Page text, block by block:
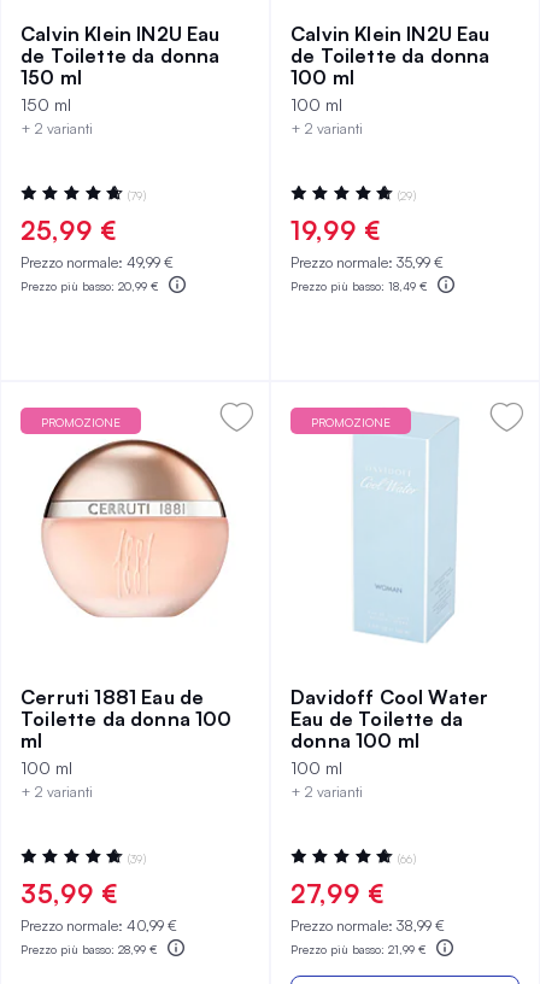
Calvin Klein IN2U Eau
de Toilette da donna
150 ml
150 ml
+ 2 varianti
Valutazione:
95%
(79)
25,99 €
Prezzo normale: 49,99 €
Prezzo più basso: 20,99 €
Calvin Klein IN2U Eau
de Toilette da donna
100 ml
100 ml
+ 2 varianti
Valutazione:
97%
(29)
19,99 €
Prezzo normale: 35,99 €
Prezzo più basso: 18,49 €
PROMOZIONE
Cerruti 1881 Eau de
Toilette da donna 100
ml
100 ml
+ 2 varianti
Valutazione:
97%
(39)
35,99 €
Prezzo normale: 40,99 €
Prezzo più basso: 28,99 €
PROMOZIONE
Davidoff Cool Water
Eau de Toilette da
donna 100 ml
100 ml
+ 2 varianti
Valutazione:
98%
(66)
27,99 €
Prezzo normale: 38,99 €
Prezzo più basso: 21,99 €